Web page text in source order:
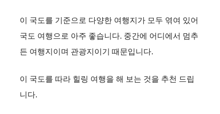
이 국도를 기준으로 다양한 여행지가 모두 엮여 있어
국도 여행으로 아주 좋습니다. 중간에 어디에서 멈추
든 여행지이며 관광지이기 때문입니다.
이 국도를 따라 힐링 여행을 해 보는 것을 추천 드립
니다.